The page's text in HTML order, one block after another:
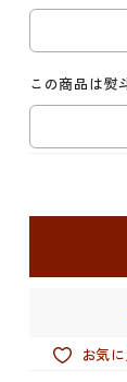
この商品は熨
お気